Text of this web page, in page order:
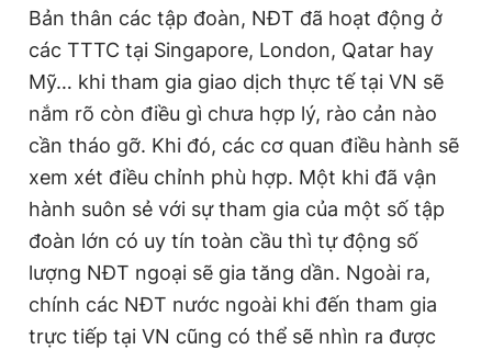
Bản thân các tập đoàn, NĐT đã hoạt động ở
các TTTC tại Singapore, London, Qatar hay
Mỹ… khi tham gia giao dịch thực tế tại VN sẽ
nắm rõ còn điều gì chưa hợp lý, rào cản nào
cần tháo gỡ. Khi đó, các cơ quan điều hành sẽ
xem xét điều chỉnh phù hợp. Một khi đã vận
hành suôn sẻ với sự tham gia của một số tập
đoàn lớn có uy tín toàn cầu thì tự động số
lượng NĐT ngoại sẽ gia tăng dần. Ngoài ra,
chính các NĐT nước ngoài khi đến tham gia
trực tiếp tại VN cũng có thể sẽ nhìn ra được